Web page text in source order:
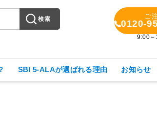
検索 ご
0120-
9:00～
SBI 5-ALAが選ばれる理由 お知らせ